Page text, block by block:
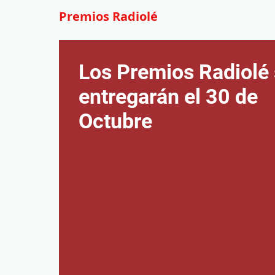
Premios Radiolé
Los Premios Radiolé
entregarán el 30 de
Octubre